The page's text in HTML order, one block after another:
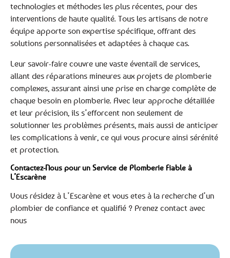
technologies et méthodes les plus récentes, pour des
interventions de haute qualité. Tous les artisans de notre
équipe apporte son expertise spécifique, offrant des
solutions personnalisées et adaptées à chaque cas.
Leur savoir-faire couvre une vaste éventail de services,
allant des réparations mineures aux projets de plomberie
complexes, assurant ainsi une prise en charge complète de
chaque besoin en plomberie. Avec leur approche détaillée
et leur précision, ils s’efforcent non seulement de
solutionner les problèmes présents, mais aussi de anticiper
les complications à venir, ce qui vous procure ainsi sérénité
et protection.
Contactez-Nous pour un Service de Plomberie Fiable à
L’Escarène
Vous résidez à L’Escarène et vous etes à la recherche d’un
plombier de confiance et qualifié ? Prenez contact avec
nous